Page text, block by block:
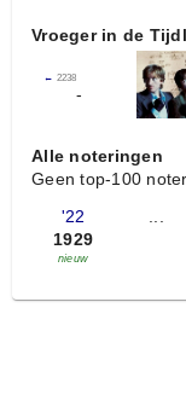
Vroeger in de
← 2238
-
Alle noteringen
Geen top-100
'22
1929
nieuw
...